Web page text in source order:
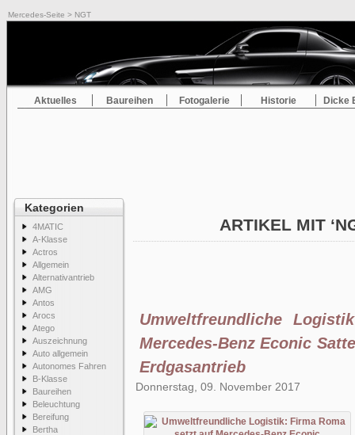
Mercedes-Seite > NGT
Aktuelles Baureihen Fotogalerie Historie Dicke
Kategorien
4MATIC
A-Klasse
Actros
Allgemein
Alternativantrieb
AMG
Antos
Arocs
Atego
Auszeichnung
Auto allgemein
Autonomes Fahren
B-Klasse
Baureihen
Beleuchtung
Bereifung
Bertha
ARTIKEL MIT
Umweltfreundliche
Mercedes-Benz Econic
Erdgasantrieb
Donnerstag, 09. November 2017